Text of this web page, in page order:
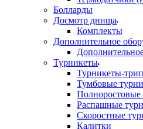
Болларды
Досмотр днища
Комплекты
Дополнительное
Турникеты
Турникеты-
Тумбовые
Полноростовые
Распашные
Скоростные
Калитки